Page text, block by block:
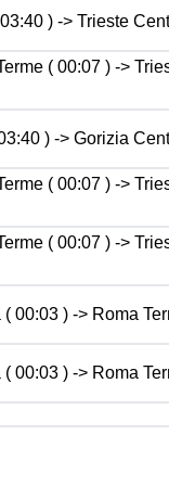
) -> Trieste
( 00:07 ) ->
) -> Gorizia
( 00:07 ) ->
( 00:07 ) ->
00:03 ) -> Roma
00:03 ) -> Roma